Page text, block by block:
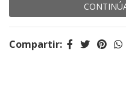
Compartir: